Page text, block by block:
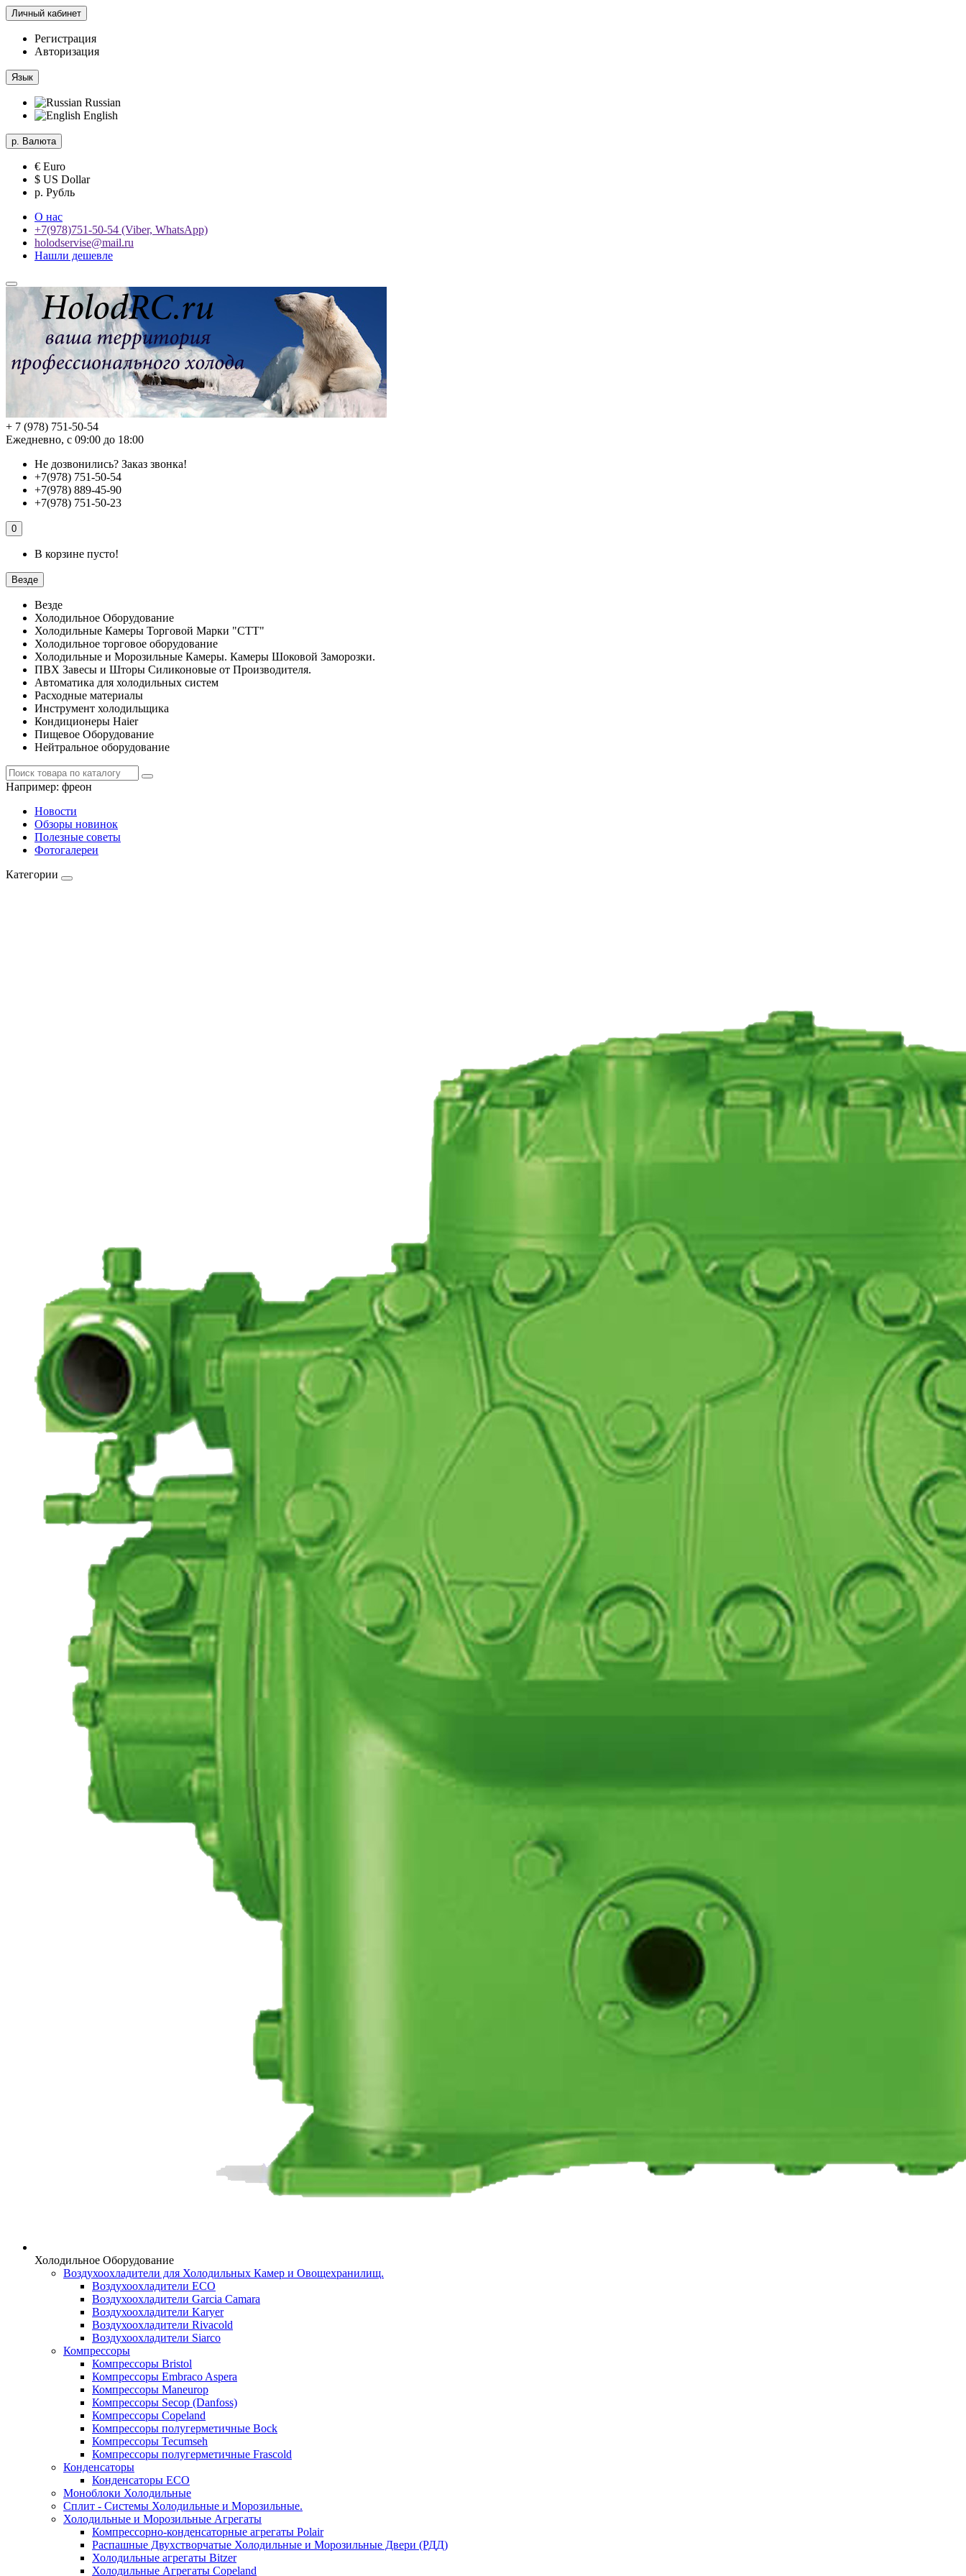
Личный кабинет
Регистрация
Авторизация
Язык
Russian
English
р. Валюта
€ Euro
$ US Dollar
р. Рубль
О нас
+7(978)751-50-54 (Viber, WhatsApp)
holodservise@mail.ru
Нашли дешевле
+ 7 (978) 751-50-54
Ежедневно, с 09:00 до 18:00
Не дозвонились? Заказ звонка!
+7(978) 751-50-54
+7(978) 889-45-90
+7(978) 751-50-23
0
В корзине пусто!
Везде
Везде
Холодильное Оборудование
Холодильные Камеры Торговой Марки "СТТ"
Холодильное торговое оборудование
Холодильные и Морозильные Камеры. Камеры Шоковой Заморозки.
ПВХ Завесы и Шторы Силиконовые от Производителя.
Автоматика для холодильных систем
Расходные материалы
Инструмент холодильщика
Кондиционеры Haier
Пищевое Оборудование
Нейтральное оборудование
Например: фреон
Новости
Обзоры новинок
Полезные советы
Фотогалереи
Категории
Холодильное Оборудование
Воздухоохладители для Холодильных Камер и Овощехранилищ.
Воздухоохладители ECO
Воздухоохладители Garcia Camara
Воздухоохладители Karyer
Воздухоохладители Rivacold
Воздухоохладители Siarco
Компрессоры
Компрессоры Bristol
Компрессоры Embraco Aspera
Компрессоры Maneurop
Компрессоры Secop (Danfoss)
Компрессоры Copeland
Компрессоры полугерметичные Bock
Компрессоры Tecumseh
Компрессоры полугерметичные Frascold
Конденсаторы
Конденсаторы ECO
Моноблоки Холодильные
Сплит - Системы Холодильные и Морозильные.
Холодильные и Морозильные Агрегаты
Компрессорно-конденсаторные агрегаты Polair
Распашные Двухстворчатые Холодильные и Морозильные Двери (РДД)
Холодильные агрегаты Bitzer
Холодильные Агрегаты Copeland